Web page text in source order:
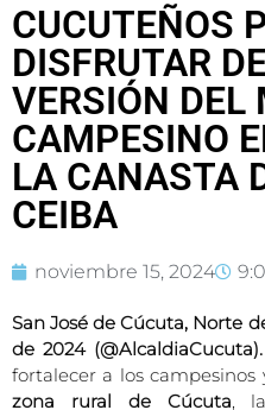
CUCUTEÑOS
DISFRUTAR
VERSIÓN DEL
CAMPESINO
LA CANASTA
CEIBA
noviembre 15, 2024
San José de Cúcuta, Norte
de 2024 (@AlcaldiaCucuta).
fortalecer a los
zona rural de Cúcuta,